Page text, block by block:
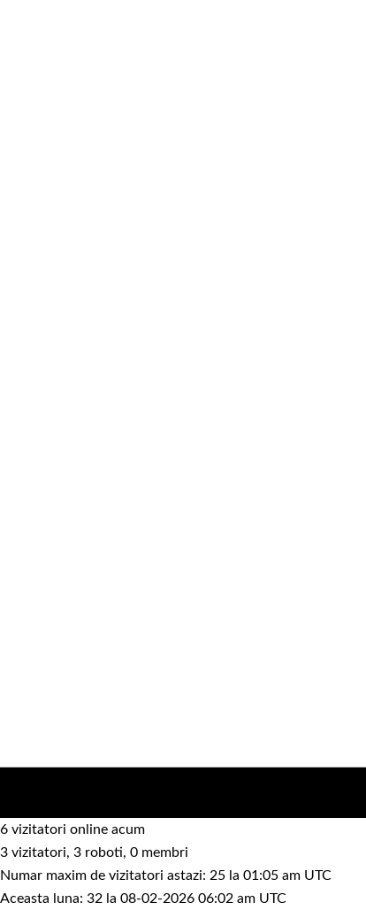
6 vizitatori online acum
3 vizitatori, 3 roboti, 0 membri
Numar maxim de vizitatori astazi: 25 la 01:05 am UTC
Aceasta luna: 32 la 08-02-2026 06:02 am UTC